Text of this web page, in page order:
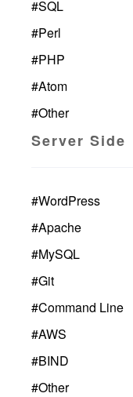
#SQL
#Perl
#PHP
#Atom
#Other
Server Side
#WordPress
#Apache
#MySQL
#Git
#Command Line
#AWS
#BIND
#Other